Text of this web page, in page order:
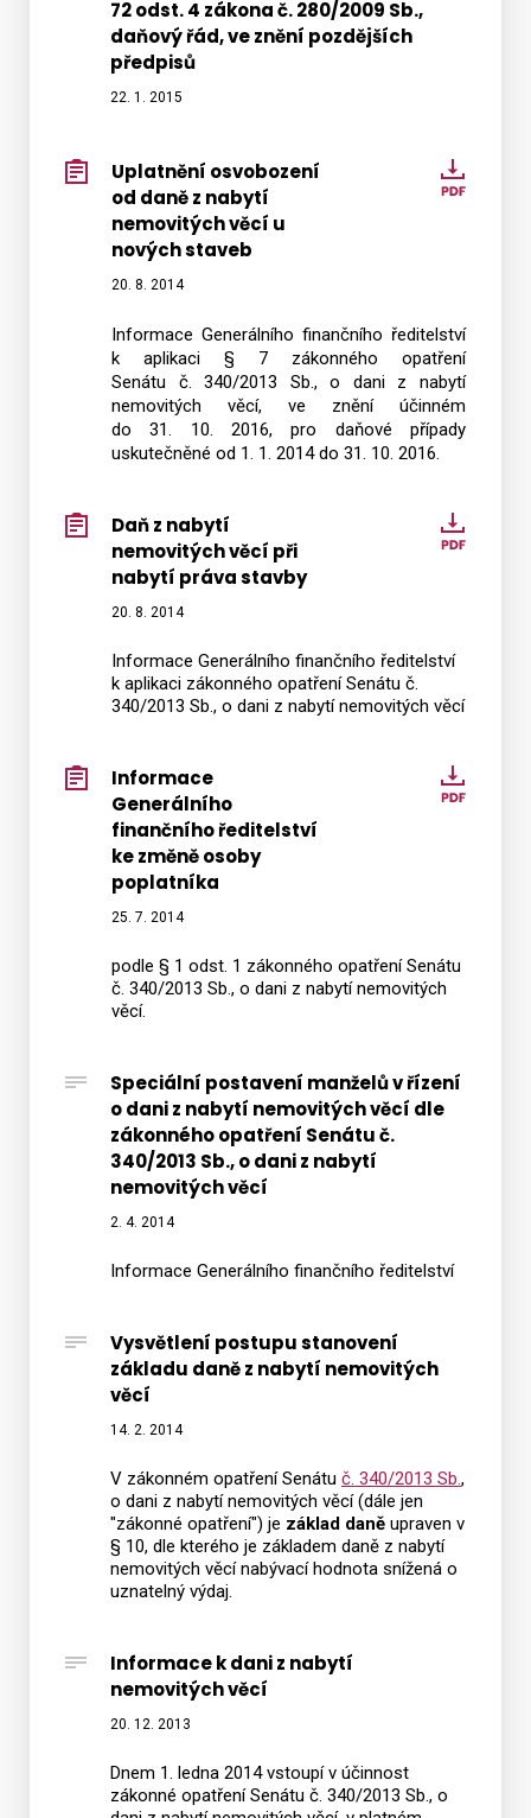
72 odst. 4 zákona č. 280/2009 Sb.,
daňový řád, ve znění pozdějších
předpisů
22. 1. 2015
Uplatnění osvobození
od daně z nabytí
nemovitých věcí u
nových staveb
20. 8. 2014
věcí
Informace Generálního finančního ředitelství
k aplikaci § 7 zákonného opatření
Senátu č. 340/2013 Sb., o dani z nabytí
nemovitých věcí, ve znění účinném
do 31. 10. 2016, pro daňové případy
uskutečněné od 1. 1. 2014 do 31. 10. 2016.
Daň z nabytí
nemovitých věcí při
nabytí práva stavby
20. 8. 2014
nabytí
Informace Generálního finančního ředitelství
k aplikaci zákonného opatření Senátu č.
340/2013 Sb., o dani z nabytí nemovitých věcí
Informace
Generálního
finančního ředitelství
ke změně osoby
poplatníka
25. 7. 2014
podle § 1 odst. 1 zákonného opatření Senátu
č. 340/2013 Sb., o dani z nabytí nemovitých
věcí.
Speciální postavení manželů v řízení
o dani z nabytí nemovitých věcí dle
zákonného opatření Senátu č.
340/2013 Sb., o dani z nabytí
nemovitých věcí
2. 4. 2014
Informace Generálního finančního ředitelství
Vysvětlení postupu stanovení
základu daně z nabytí nemovitých
věcí
14. 2. 2014
V zákonném opatření Senátu č. 340/2013 Sb.,
o dani z nabytí nemovitých věcí (dále jen
"zákonné opatření") je základ daně upraven v
§ 10, dle kterého je základem daně z nabytí
nemovitých věcí nabývací hodnota snížená o
uznatelný výdaj.
Informace k dani z nabytí
nemovitých věcí
20. 12. 2013
Dnem 1. ledna 2014 vstoupí v účinnost
zákonné opatření Senátu č. 340/2013 Sb., o